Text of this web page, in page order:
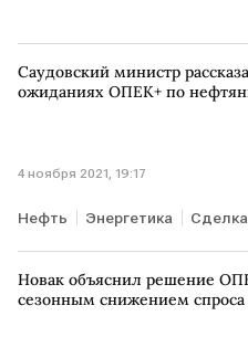
Саудовский министр
ожиданиях ОПЕК+ по
4 ноября 2021, 19:17
Нефть Энергетика
САУДОВСКАЯ АРАВИЯ
Новак объяснил решение
сезонным снижением